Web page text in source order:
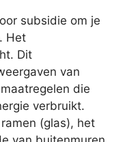
subsidie om je
Het
Dit
van
die
verbruikt.
(glas), het